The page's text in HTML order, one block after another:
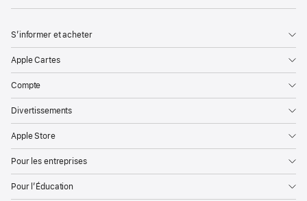
S’informer et acheter
Apple Cartes
Compte
Divertissements
Apple Store
Pour les entreprises
Pour l’Éducation